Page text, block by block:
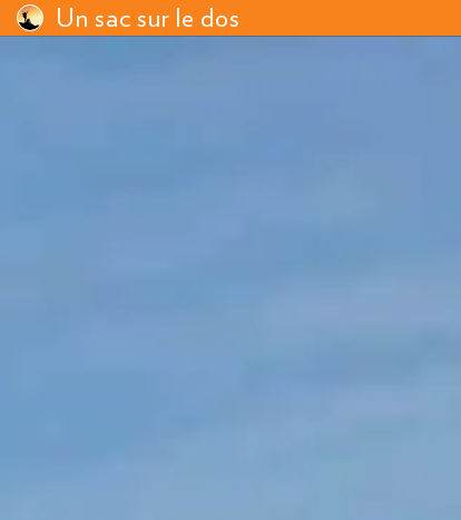
Un sac sur le dos